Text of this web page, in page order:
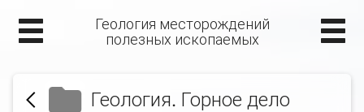
Геология месторождений
полезных ископаемых
Геология. Горное дело